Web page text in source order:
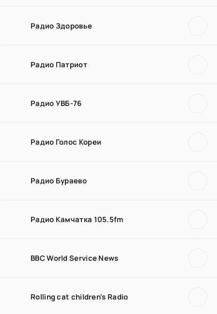
Радио Здоровье
Радио Патриот
Радио УВБ-76
Радио Голос Кореи
Радио Бураево
Радио Камчатка 105.5fm
BBC World Service News
Rolling cat children's Radio